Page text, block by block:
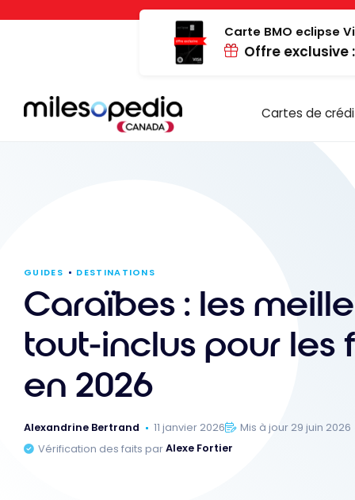
Panneau de gestion des cookies
Carte BMO eclipse
Offre exclusive
Cartes de
GUIDES DESTINATIONS
Caraïbes : les
tout-inclus pour les
en 2026
Alexandrine Bertrand 11 janvier 2026
Mis à jour 29 juin 2026
Vérification des faits parAlexe Fortier